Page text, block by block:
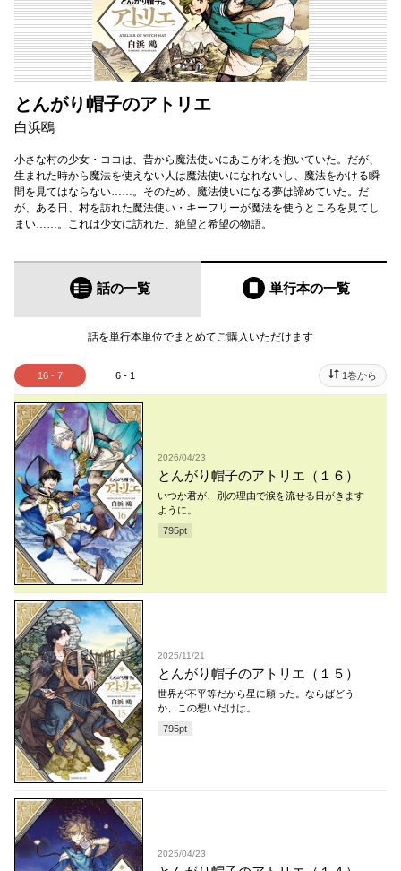
とんがり帽子のアトリエ
白浜鴎
小さな村の少女・ココは、昔から魔法使いにあこがれを抱いていた。だが、
生まれた時から魔法を使えない人は魔法使いになれないし、魔法をかける瞬
間を見てはならない……。そのため、魔法使いになる夢は諦めていた。だ
が、ある日、村を訪れた魔法使い・キーフリーが魔法を使うところを見てし
まい……。これは少女に訪れた、絶望と希望の物語。
話の一覧 単行本の一覧
話を単行本単位でまとめてご購入いただけます
16 - 7 6 - 1 1巻から
2026/04/23
とんがり帽子のアトリエ（１６）
いつか君が、別の理由で涙を流せる日がきます
ように。
795pt
2025/11/21
とんがり帽子のアトリエ（１５）
世界が不平等だから星に願った。ならばどう
か、この想いだけは。
795pt
2025/04/23